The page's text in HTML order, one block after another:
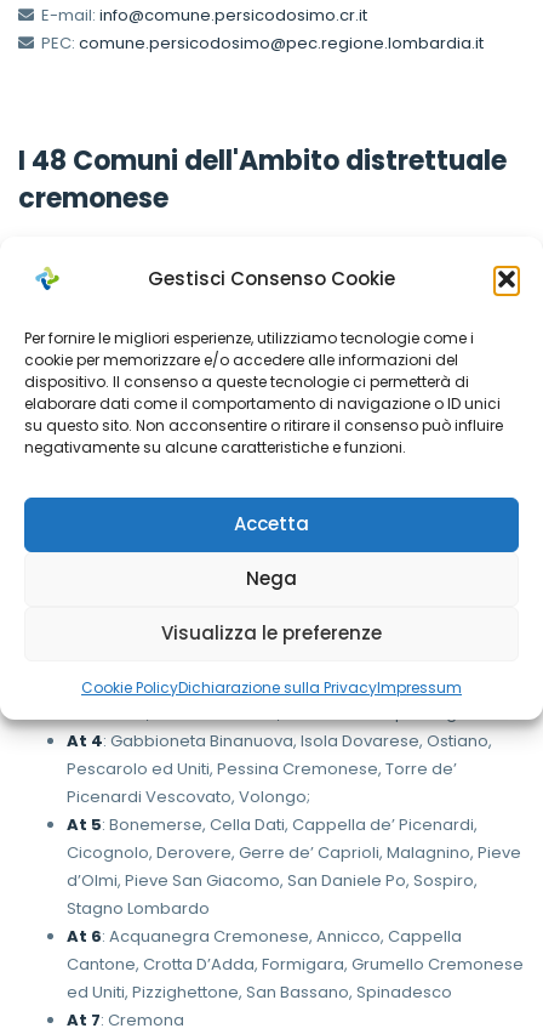
Gestisci Consenso Cookie
Per fornire le migliori esperienze, utilizziamo tecnologie come i
cookie per memorizzare e/o accedere alle informazioni del
dispositivo. Il consenso a queste tecnologie ci permetterà di
elaborare dati come il comportamento di navigazione o ID unici
su questo sito. Non acconsentire o ritirare il consenso può influire
negativamente su alcune caratteristiche e funzioni.
Accetta
Nega
Visualizza le preferenze
Cookie PolicyDichiarazione sulla PrivacyImpressum
E-mail: info@comune.persicodosimo.cr.it
PEC: comune.persicodosimo@pec.regione.lombardia.it
I 48 Comuni dell'Ambito distrettuale
cremonese
Comuni Soci
Azienda Sociale Cremonese ha in essere una serie di
convenzioni con i Comuni dell’Ambito distrettuale cremonese
per favorire la presenza del Servizio Sociale Territoriale.
Le Aggregazioni Territoriali (AT) sono così composte:
: Bordolano, Casalbuttano, Castelverde, Corte de’
: Azzanello, Castelvisconti, Casalmorano, Sesto Ed
At 3: Corte de’ Frati, Gadesco Pieve Delmona, Grontardo,
At 4: Gabbioneta Binanuova, Isola Dovarese, Ostiano,
Pescarolo ed Uniti, Pessina Cremonese, Torre de’
Picenardi Vescovato, Volongo;
At 5: Bonemerse, Cella Dati, Cappella de’ Picenardi,
Cicognolo, Derovere, Gerre de’ Caprioli, Malagnino, Pieve
d’Olmi, Pieve San Giacomo, San Daniele Po, Sospiro,
Stagno Lombardo
At 6: Acquanegra Cremonese, Annicco, Cappella
Cantone, Crotta D’Adda, Formigara, Grumello Cremonese
ed Uniti, Pizzighettone, San Bassano, Spinadesco
At 7: Cremona